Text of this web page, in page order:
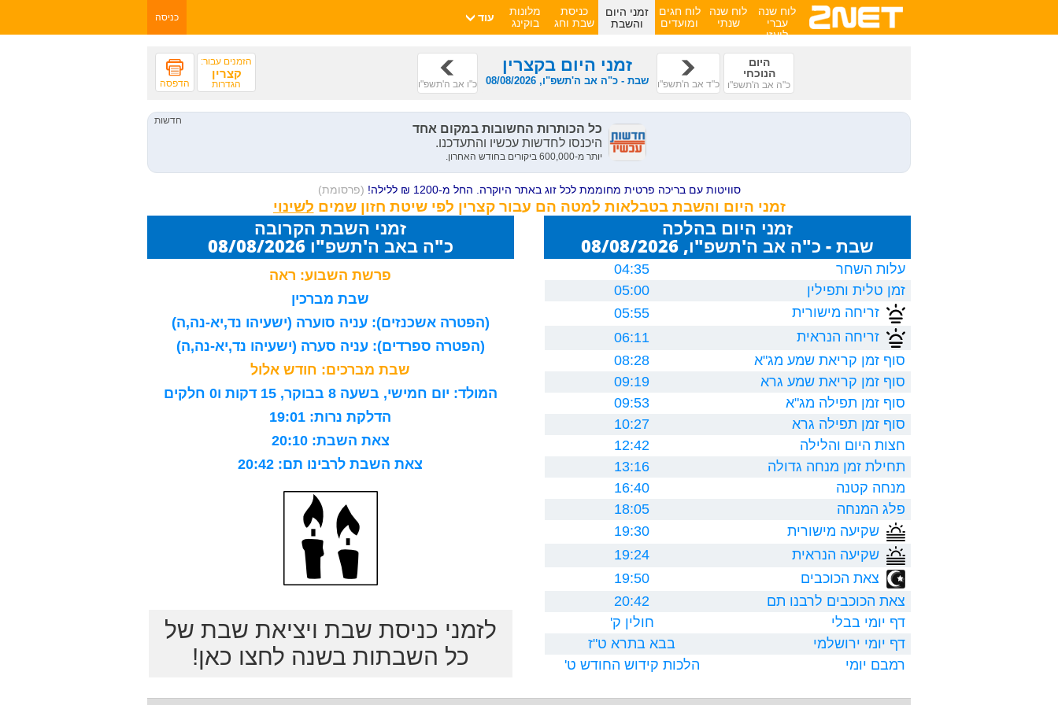
לוח שנה
עברי
לועזי
לוח שנה
שנתי
לוח חגים
ומועדים
זמני היום
והשבת
כניסת
שבת וחג
מלונות
בוקינג
עוד כניסה
הזמנים עבור:
קצרין
הגדרות הדפסה
היום
הנוכחי
כ"ה אב ה'תשפ"ו כ"ד אב ה'תשפ"ו
זמני היום בקצרין
שבת - כ"ה אב ה'תשפ"ו, 08/08/2026 כ"ו אב ה'תשפ"ו
סוויטות עם בריכה פרטית מחוממת לכל זוג באתר היוקרה. החל מ-1200 ₪ ללילה! (פרסומת)
זמני היום והשבת בטבלאות למטה הם עבור קצרין לפי שיטת חזון שמים
זמני היום בהלכה
שבת - כ"ה אב ה'תשפ"ו, 08/08/2026
עלות השחר
04:35
זמן טלית ותפילין
05:00
זריחה מישורית
05:55
זריחה הנראית
06:11
סוף זמן קריאת שמע מג"א
08:28
סוף זמן קריאת שמע גרא
09:19
סוף זמן תפילה מג"א
09:53
סוף זמן תפילה גרא
10:27
חצות היום והלילה
12:42
תחילת זמן מנחה גדולה
13:16
מנחה קטנה
16:40
פלג המנחה
18:05
שקיעה מישורית
19:30
שקיעה הנראית
19:24
צאת הכוכבים
19:50
צאת הכוכבים לרבנו תם
20:42
דף יומי בבלי
חולין ק'
דף יומי ירושלמי
בבא בתרא ט"ז
רמבם יומי
הלכות קידוש החודש ט'
זמני השבת הקרובה
כ"ה באב ה'תשפ"ו 08/08/2026
פרשת השבוע: ראה
שבת מברכין
(הפטרה אשכנזים): עניה סוערה (ישעיהו נד,יא-נה,ה)
(הפטרה ספרדים): עניה סערה (ישעיהו נד,יא-נה,ה)
שבת מברכים: חודש אלול
המולד: יום חמישי, בשעה 8 בבוקר, 15 דקות ו0 חלקים
הדלקת נרות: 19:01
צאת השבת: 20:10
צאת השבת לרבינו תם: 20:42
לזמני כניסת שבת ויציאת שבת של
כל השבתות בשנה לחצו כאן!